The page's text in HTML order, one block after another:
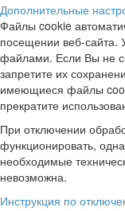
Дополнительные
Файлы cookie
посещении веб-сайта.
файлами. Если Вы не
запретите их
имеющиеся файлы
прекратите
При отключении
функционировать,
необходимые
невозможна.
Инструкция по